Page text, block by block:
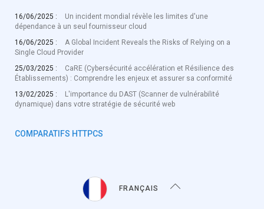
16/06/2025 :
Un incident mondial révèle les limites d'une
dépendance à un seul fournisseur cloud
16/06/2025 :
A Global Incident Reveals the Risks of Relying on a
Single Cloud Provider
25/03/2025 :
CaRE (Cybersécurité accélération et Résilience des
Établissements) : Comprendre les enjeux et assurer sa conformité
13/02/2025 :
L'importance du DAST (Scanner de vulnérabilité
dynamique) dans votre stratégie de sécurité web
COMPARATIFS HTTPCS
FRANÇAIS